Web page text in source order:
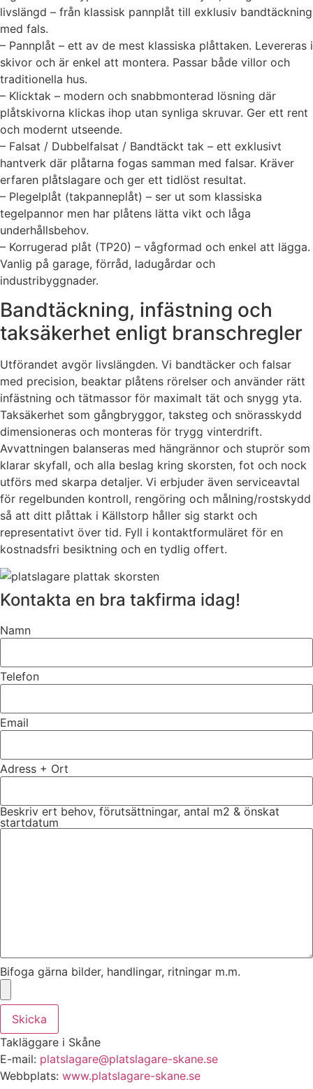
livslängd – från klassisk pannplåt till exklusiv bandtäckning
med fals.
– Pannplåt – ett av de mest klassiska plåttaken. Levereras i
skivor och är enkel att montera. Passar både villor och
traditionella hus.
– Klicktak – modern och snabbmonterad lösning där
plåtskivorna klickas ihop utan synliga skruvar. Ger ett rent
och modernt utseende.
– Falsat / Dubbelfalsat / Bandtäckt tak – ett exklusivt
hantverk där plåtarna fogas samman med falsar. Kräver
erfaren plåtslagare och ger ett tidlöst resultat.
– Plegelplåt (takpanneplåt) – ser ut som klassiska
tegelpannor men har plåtens lätta vikt och låga
underhållsbehov.
– Korrugerad plåt (TP20) – vågformad och enkel att lägga.
Vanlig på garage, förråd, ladugårdar och
industribyggnader.
Bandtäckning, infästning och
taksäkerhet enligt branschregler
Utförandet avgör livslängden. Vi bandtäcker och falsar
med precision, beaktar plåtens rörelser och använder rätt
infästning och tätmassor för maximalt tät och snygg yta.
Taksäkerhet som gångbryggor, taksteg och snörasskydd
dimensioneras och monteras för trygg vinterdrift.
Avvattningen balanseras med hängrännor och stuprör som
klarar skyfall, och alla beslag kring skorsten, fot och nock
utförs med skarpa detaljer. Vi erbjuder även serviceavtal
för regelbunden kontroll, rengöring och målning/rostskydd
så att ditt plåttak i Källstorp håller sig starkt och
representativt över tid. Fyll i kontaktformuläret för en
kostnadsfri besiktning och en tydlig offert.
Kontakta en bra takfirma idag!
Namn
Telefon
Email
Adress + Ort
Beskriv ert behov, förutsättningar, antal m2 & önskat
startdatum
Bifoga gärna bilder, handlingar, ritningar m.m.
Skicka
Takläggare i Skåne
E-mail: platslagare@platslagare-skane.se
Webbplats: www.platslagare-skane.se